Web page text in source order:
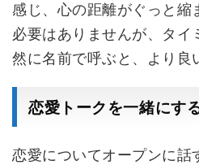
感じ、心の距離がぐっと縮
必要はありませんが、タイ
然に名前で呼ぶと、より良
恋愛トークを一緒にす
恋愛についてオープンに話